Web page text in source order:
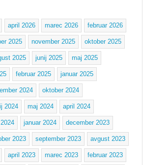
april 2026 marec 2026 februar 2026
2025 november 2025 oktober 2025
2025 junij 2025 maj 2025
februar 2025 januar 2025
2024 oktober 2024
2024 maj 2024 april 2024
januar 2024 december 2023
2023 september 2023 avgust 2023
april 2023 marec 2023 februar 2023